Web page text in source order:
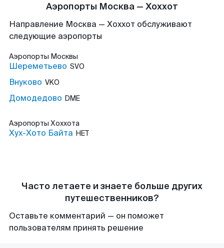
Аэропорты Москва — Хоххот
Направление Москва — Хоххот обслуживают
следующие аэропорты
Аэропорты Москвы
Шереметьево SVO
Внуково VKO
Домодедово DME
Аэропорты Хоххота
Хух-Хото Байта HET
Часто летаете и знаете больше других
путешественников?
Оставьте комментарий — он поможет
пользователям принять решение